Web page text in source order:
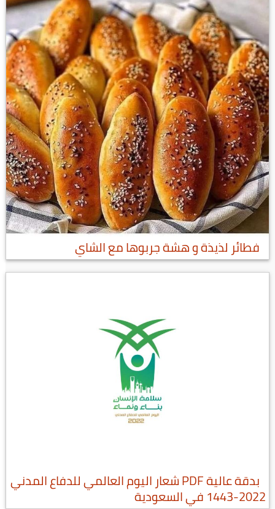
فطائر لذيذة و هشة جربوها مع الشاي
بدقة عالية PDF شعار اليوم العالمي للدفاع المدني
2022-1443 في السعودية